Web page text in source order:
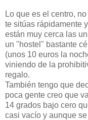
Lo que es el centro,
te sitúas rápidamente
están muy cerca las
un "hostel" bastante
(unos 10 euros la
viniendo de la
regalo.
También tengo que
poca gente creo que
14 grados bajo cero
casi vacío y aunque